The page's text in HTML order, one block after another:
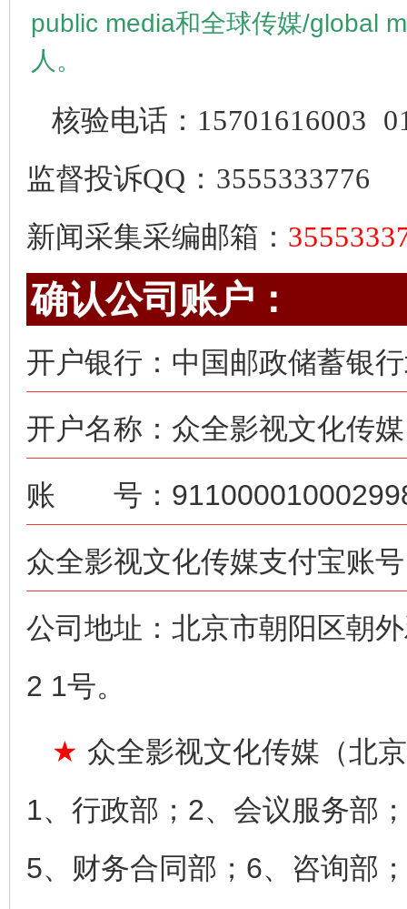
public media和全球传媒/global
人。
核验电话： 15701616003
监督投诉QQ：3555333776
新闻采集采编邮箱：
确认公司账户：
开户银行：中国邮政储蓄银
开户名称：众全影视文化传
账 号：
众全影视文化传媒支付宝账
公司地址：北京市朝阳区朝
2 1号。
★ 众全影视文化传媒（北
1、行政部；2、会议服务部
5、财务合同部；6、咨询部